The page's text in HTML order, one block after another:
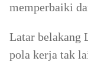
memperbaiki
Latar belakang
pola kerja tak